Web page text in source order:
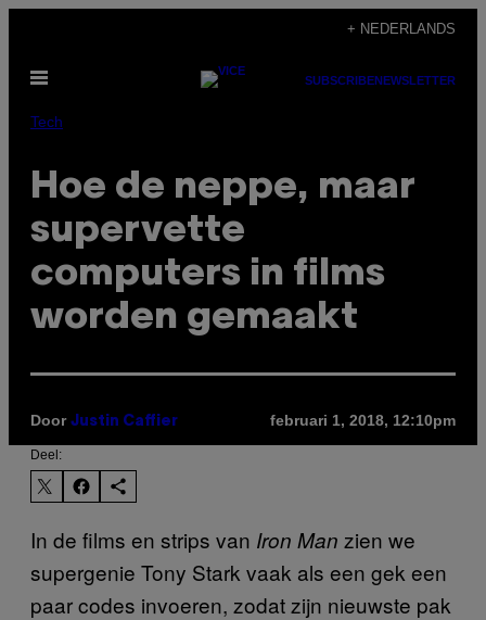
de
inhoud
+ NEDERLANDS
Open
SUBSCRIBENEWSLETTER
Tech
Hoe de neppe, maar
supervette
computers in films
worden gemaakt
Door Justin Caffier februari 1, 2018, 12:10pm
Deel:
In de films en strips van Iron Man zien we
supergenie Tony Stark vaak als een gek een
paar codes invoeren, zodat zijn nieuwste pak